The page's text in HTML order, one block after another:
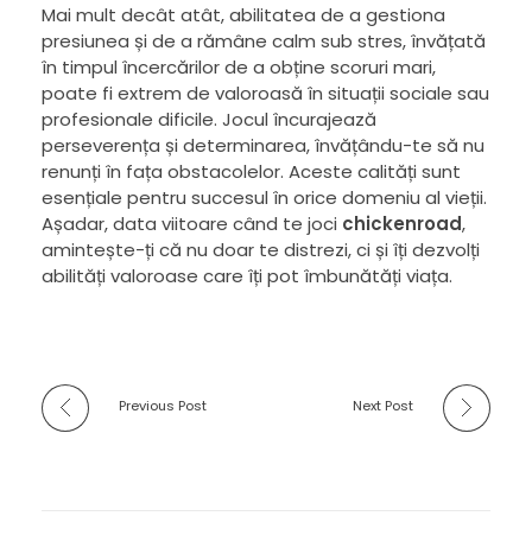
Mai mult decât atât, abilitatea de a gestiona
presiunea și de a rămâne calm sub stres, învățată
în timpul încercărilor de a obține scoruri mari,
poate fi extrem de valoroasă în situații sociale sau
profesionale dificile. Jocul încurajează
perseverența și determinarea, învățându-te să nu
renunți în fața obstacolelor. Aceste calități sunt
esențiale pentru succesul în orice domeniu al vieții.
Așadar, data viitoare când te joci chickenroad,
amintește-ți că nu doar te distrezi, ci și îți dezvolți
abilități valoroase care îți pot îmbunătăți viața.
Previous Post Next Post